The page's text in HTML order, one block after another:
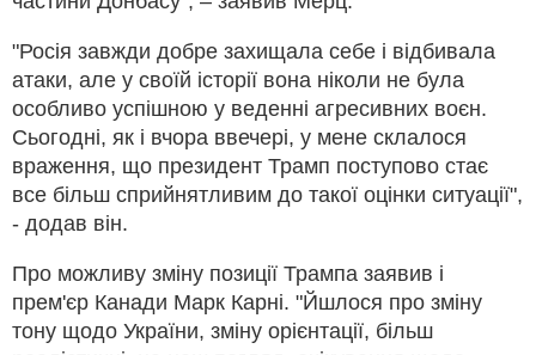
"Росія завжди добре захищала себе і відбивала
атаки, але у своїй історії вона ніколи не була
особливо успішною у веденні агресивних воєн.
Сьогодні, як і вчора ввечері, у мене склалося
враження, що президент Трамп поступово стає
все більш сприйнятливим до такої оцінки ситуації",
- додав він.
Про можливу зміну позиції Трампа заявив і
прем'єр Канади Марк Карні. "Йшлося про зміну
тону щодо України, зміну орієнтації, більш